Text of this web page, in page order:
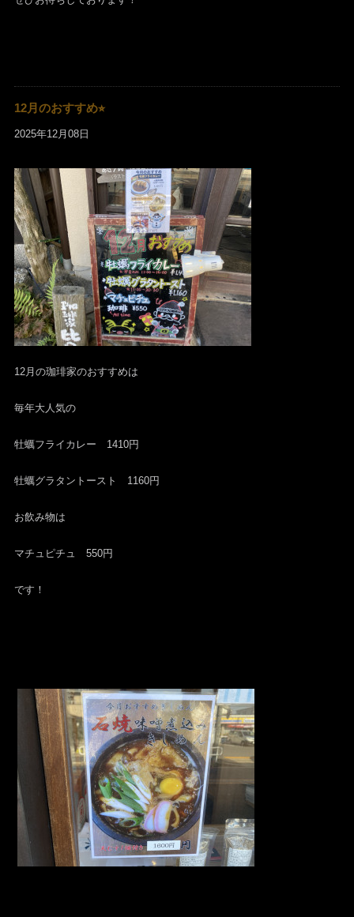
12月のおすすめ⭐︎
2025年12月08日
12月の珈琲家のおすすめは
毎年大人気の
牡蠣フライカレー 1410円
牡蠣グラタントースト 1160円
お飲み物は
マチュピチュ 550円
です！